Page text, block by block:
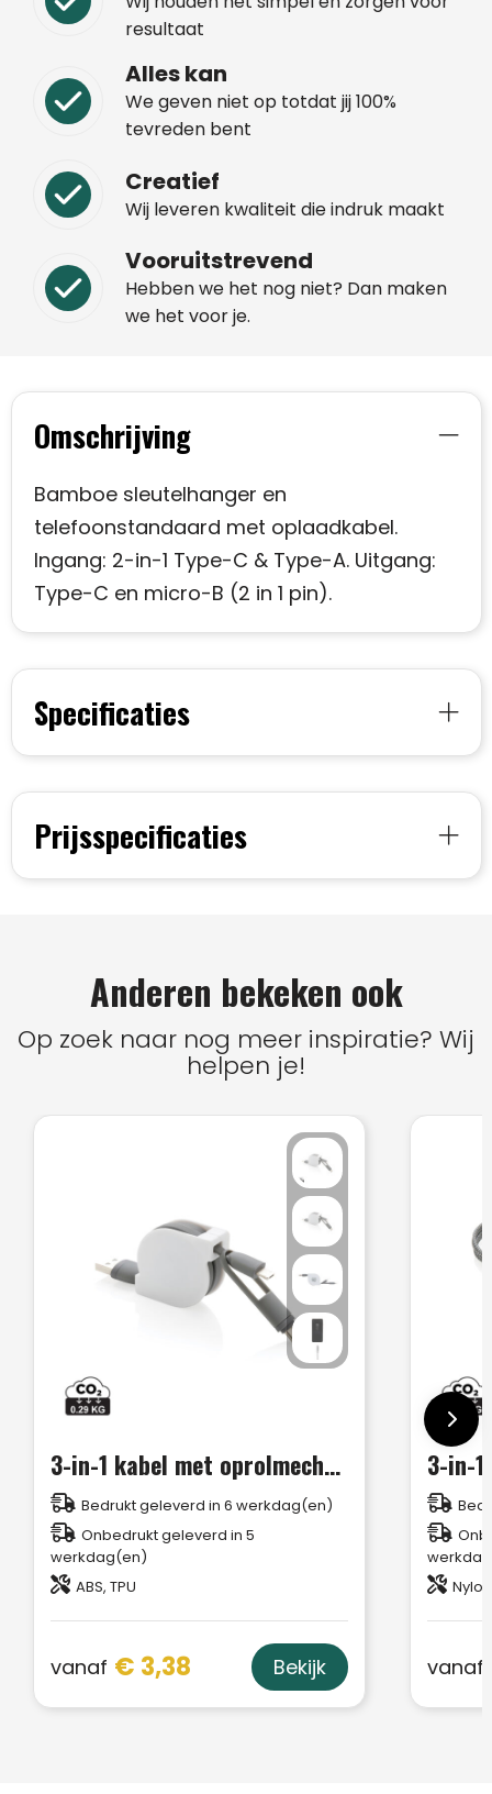
resultaat
Alles kan
We geven niet op totdat jij 100%
tevreden bent
Creatief
Wij leveren kwaliteit die indruk maakt
Vooruitstrevend
Hebben we het nog niet? Dan maken
we het voor je.
Omschrijving
Bamboe sleutelhanger en
telefoonstandaard met oplaadkabel.
Ingang: 2-in-1 Type-C & Type-A. Uitgang:
Type-C en micro-B (2 in 1 pin).
Specificaties
Prijsspecificaties
Anderen bekeken ook
Op zoek naar nog meer inspiratie? Wij
helpen je!
3-in-1 kabel met oprolmechanisme
Bedrukt geleverd in 6 werkdag(en)
Onbedrukt geleverd in 5
werkdag(en)
ABS, TPU
vanaf € 3,38 Bekijk
3-in-
vanaf